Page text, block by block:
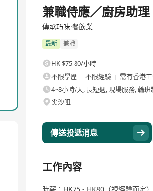
兼職侍應／廚房助理
傳承巧味·餐飲業
最新 兼職
HK $75-80/小時
不限學歷
不限經驗
需有香港
4~8小時/天, 長短週, 現場服務, 輪班
尖沙咀
傳送投遞消息
工作內容
時薪：HK75 - HK80（視經驗而定）